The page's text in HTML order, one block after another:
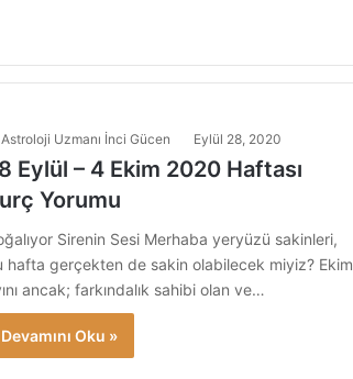
Astroloji Uzmanı İnci Gücen Eylül 28, 2020
Eylül – 4 Ekim 2020 Haftası
Yorumu
Sirenin Sesi Merhaba yeryüzü sakinleri,
hafta gerçekten de sakin olabilecek miyiz? Ekim
ancak; farkındalık sahibi olan ve…
Devamını Oku »